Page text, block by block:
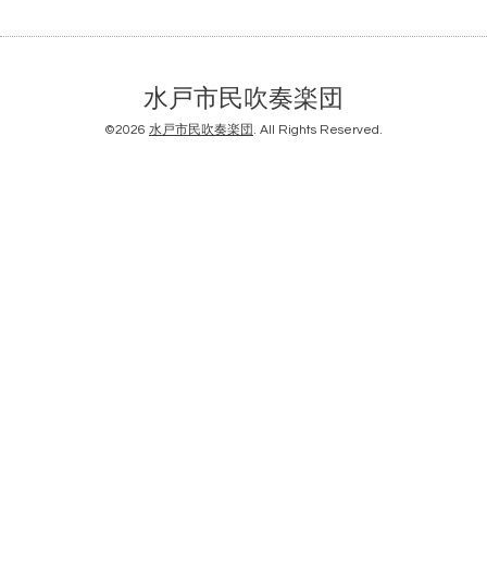
水戸市民吹奏楽団
©2026 水戸市民吹奏楽団 . All Rights Reserved.